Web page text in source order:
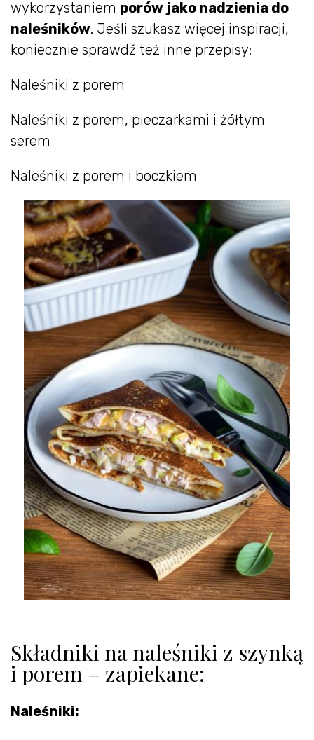
wykorzystaniem porów jako nadzienia do
naleśników. Jeśli szukasz więcej inspiracji,
koniecznie sprawdź też inne przepisy:
Naleśniki z porem
Naleśniki z porem, pieczarkami i żółtym
serem
Naleśniki z porem i boczkiem
Składniki na naleśniki z szynką
i porem – zapiekane:
Naleśniki: